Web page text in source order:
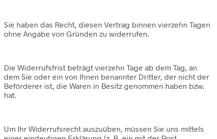
Sie haben das Recht, diesen Vertrag binnen vierzehn Tagen
ohne Angabe von Gründen zu widerrufen.
Die Widerrufsfrist beträgt vierzehn Tage ab dem Tag, an
dem Sie oder ein von Ihnen benannter Dritter, der nicht der
Beförderer ist, die Waren in Besitz genommen haben bzw.
hat.
Um Ihr Widerrufsrecht auszuüben, müssen Sie uns mittels